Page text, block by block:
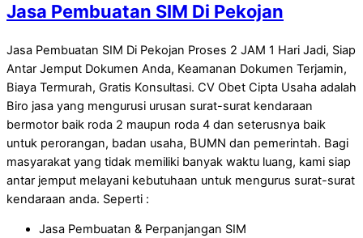
Jasa Pembuatan SIM Di Pekojan
Jasa Pembuatan SIM Di Pekojan Proses 2 JAM 1 Hari Jadi, Siap
Antar Jemput Dokumen Anda, Keamanan Dokumen Terjamin,
Biaya Termurah, Gratis Konsultasi. CV Obet Cipta Usaha adalah
Biro jasa yang mengurusi urusan surat-surat kendaraan
bermotor baik roda 2 maupun roda 4 dan seterusnya baik
untuk perorangan, badan usaha, BUMN dan pemerintah. Bagi
masyarakat yang tidak memiliki banyak waktu luang, kami siap
antar jemput melayani kebutuhaan untuk mengurus surat-surat
kendaraan anda. Seperti :
Jasa Pembuatan & Perpanjangan SIM